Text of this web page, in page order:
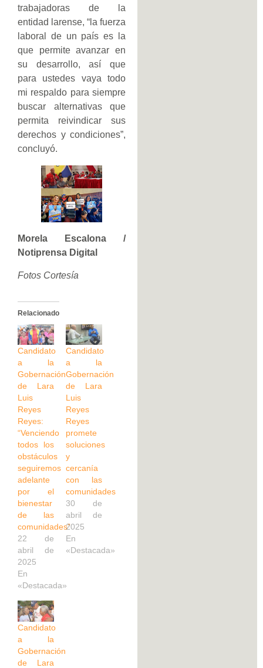
trabajadoras de la
entidad larense, “la fuerza
laboral de un país es la
que permite avanzar en
su desarrollo, así que
para ustedes vaya todo
mi respaldo para siempre
buscar alternativas que
permita reivindicar sus
derechos y condiciones”,
concluyó.
Morela Escalona /
Notiprensa Digital
Fotos Cortesía
Relacionado
Candidato
a la
Gobernación
de Lara
Luis
Reyes
Reyes:
“Venciendo
todos los
obstáculos
seguiremos
adelante
por el
bienestar
de las
comunidades”
22 de
abril de
2025
En
«Destacada»
Candidato
a la
Gobernación
de Lara
Luis
Reyes
Reyes
promete
soluciones
y
cercanía
con las
comunidades
30 de
abril de
2025
En
«Destacada»
Candidato
a la
Gobernación
de Lara